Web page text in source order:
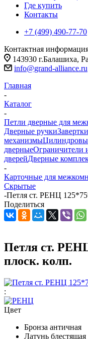
Где купить
Контакты
+7 (499) 490-77-70
Контактная
143930 г.Балашиха,
info@grand-alliance.ru
Главная
-
Каталог
-
Петли дверные для
Дверные ручки
механизмы
дверныеОграничители
дверейДверные
-
Карточные для
Скрытые
-Петля ст. РЕНЦ
Поделиться
Петля ст.
плоск. колп.
:
Цвет
Бронза античная
Латунь блестящая